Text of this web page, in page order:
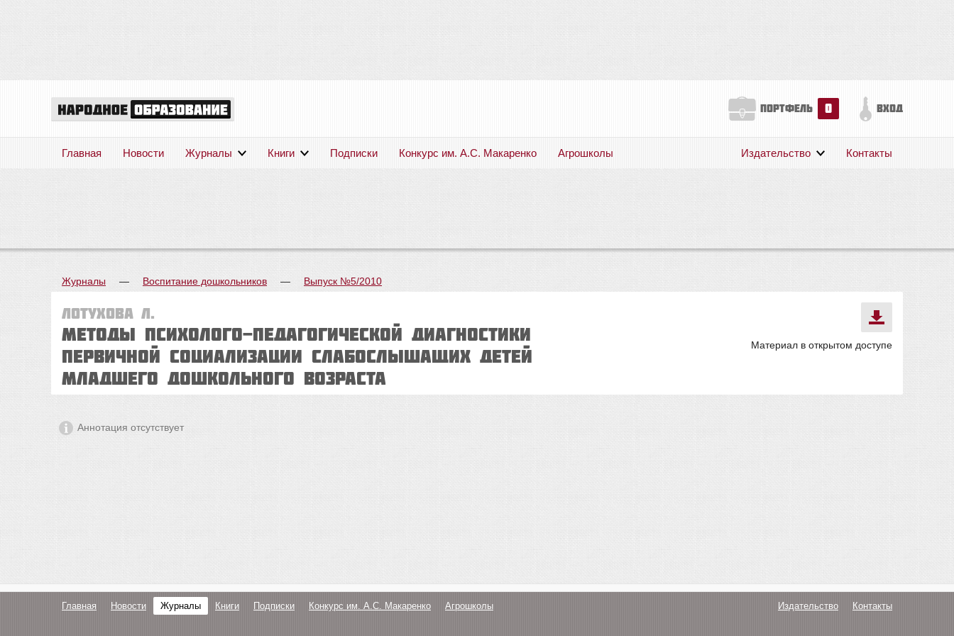
портфель 0 вход
Главная Новости Журналы Книги Подписки Конкурс им. А.С. Макаренко Агрошколы Издательство Контакты
Журналы — Воспитание дошкольников — Выпуск №5/2010
Лотухова Л.
Методы психолого-педагогической диагностики
первичной социализации слабослышащих детей
младшего дошкольного возраста
Материал в открытом доступе
Аннотация отсутствует
Главная Новости Журналы Книги Подписки Конкурс им. А.С. Макаренко Агрошколы Издательство Контакты